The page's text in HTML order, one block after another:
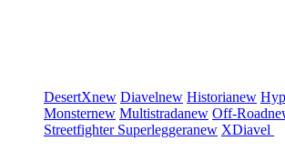
DesertXnew Diavelnew Historianew
Monsternew Multistradanew Off-Road
Streetfighter Superleggeranew XDiavel